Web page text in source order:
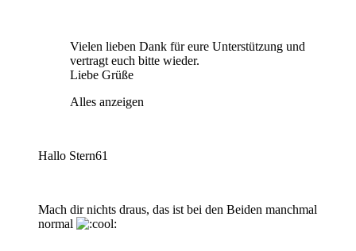
Vielen lieben Dank für eure Unterstützung und
vertragt euch bitte wieder.
Liebe Grüße
Alles anzeigen
Hallo Stern61
Mach dir nichts draus, das ist bei den Beiden manchmal
normal